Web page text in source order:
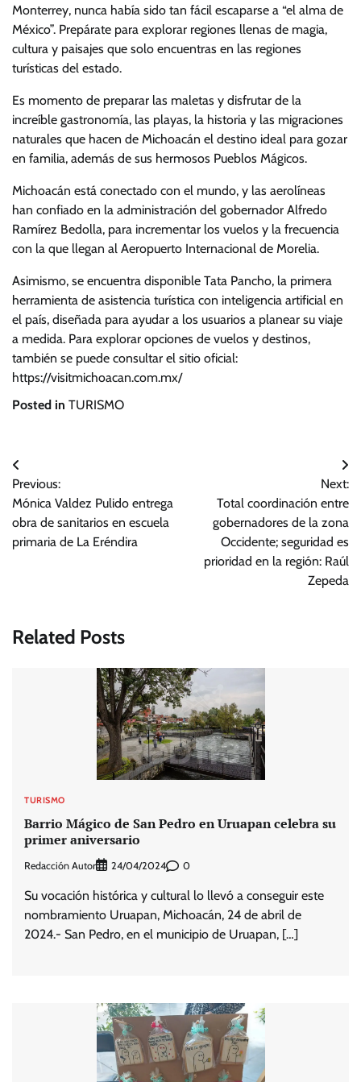
Monterrey, nunca había sido tan fácil escaparse a “el alma de
México”. Prepárate para explorar regiones llenas de magia,
cultura y paisajes que solo encuentras en las regiones
turísticas del estado.
Es momento de preparar las maletas y disfrutar de la
increíble gastronomía, las playas, la historia y las migraciones
naturales que hacen de Michoacán el destino ideal para gozar
en familia, además de sus hermosos Pueblos Mágicos.
Michoacán está conectado con el mundo, y las aerolíneas
han confiado en la administración del gobernador Alfredo
Ramírez Bedolla, para incrementar los vuelos y la frecuencia
con la que llegan al Aeropuerto Internacional de Morelia.
Asimismo, se encuentra disponible Tata Pancho, la primera
herramienta de asistencia turística con inteligencia artificial en
el país, diseñada para ayudar a los usuarios a planear su viaje
a medida. Para explorar opciones de vuelos y destinos,
también se puede consultar el sitio oficial:
https://visitmichoacan.com.mx/
Posted in TURISMO
Navegación
de
entradas
Previous:
Mónica Valdez Pulido entrega
obra de sanitarios en escuela
primaria de La Eréndira
Next:
Total coordinación entre
gobernadores de la zona
Occidente; seguridad es
prioridad en la región: Raúl
Zepeda
Related Posts
TURISMO
Barrio Mágico de San Pedro en Uruapan celebra su
primer aniversario
Redacción Autor 24/04/2024 0
Su vocación histórica y cultural lo llevó a conseguir este
nombramiento Uruapan, Michoacán, 24 de abril de
2024.- San Pedro, en el municipio de Uruapan, […]